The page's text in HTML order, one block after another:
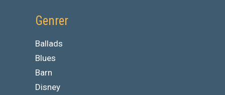
Genrer
Ballads
Blues
Barn
Disney